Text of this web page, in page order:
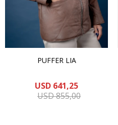
PUFFER LIA
USD 641,25
USD855,00